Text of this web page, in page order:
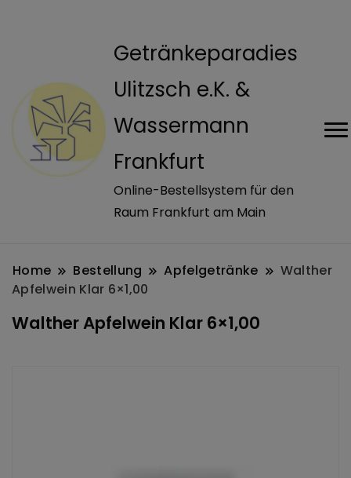
Getränkeparadies
Ulitzsch e.K. &
Wassermann
Frankfurt
Online-Bestellsystem für den
Raum Frankfurt am Main
Home Bestellung Apfelgetränke
Walther
Apfelwein Klar 6×1,00
Walther Apfelwein Klar 6×1,00